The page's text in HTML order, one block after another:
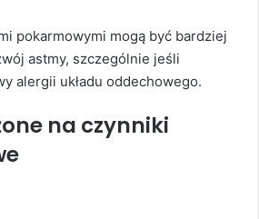
pokarmowymi mogą być bardziej
astmy, szczególnie jeśli
alergii układu oddechowego.
na czynniki